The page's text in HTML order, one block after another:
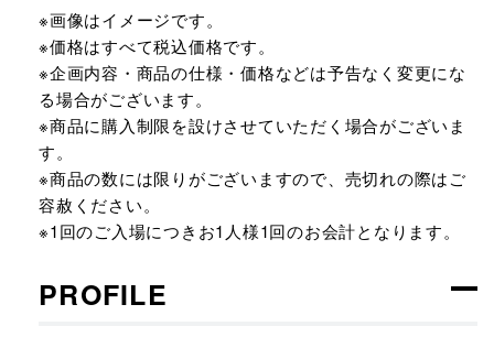
※画像はイメージです。
※価格はすべて税込価格です。
※企画内容・商品の仕様・価格などは予告なく変更にな
る場合がございます。
※商品に購入制限を設けさせていただく場合がございま
す。
※商品の数には限りがございますので、売切れの際はご
容赦ください。
※1回のご入場につきお1人様1回のお会計となります。
PROFILE